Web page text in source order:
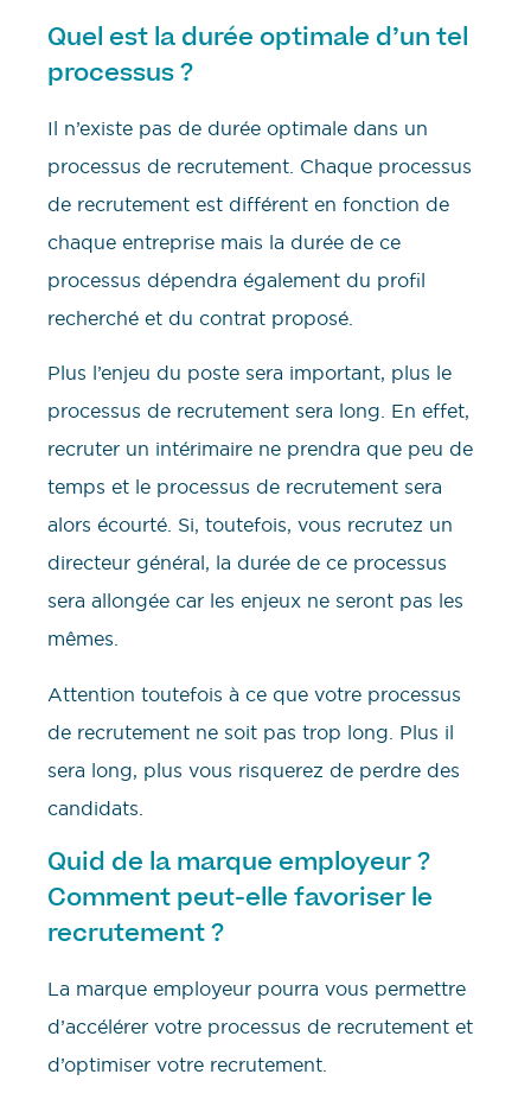
Quel est la durée optimale d’un tel
processus ?
Il n’existe pas de durée optimale dans un
processus de recrutement. Chaque processus
de recrutement est différent en fonction de
chaque entreprise mais la durée de ce
processus dépendra également du profil
recherché et du contrat proposé.
Plus l’enjeu du poste sera important, plus le
processus de recrutement sera long. En effet,
recruter un intérimaire ne prendra que peu de
temps et le processus de recrutement sera
alors écourté. Si, toutefois, vous recrutez un
directeur général, la durée de ce processus
sera allongée car les enjeux ne seront pas les
mêmes.
Attention toutefois à ce que votre processus
de recrutement ne soit pas trop long. Plus il
sera long, plus vous risquerez de perdre des
candidats.
Quid de la marque employeur ?
Comment peut-elle favoriser le
recrutement ?
La marque employeur pourra vous permettre
d’accélérer votre processus de recrutement et
d’optimiser votre recrutement.